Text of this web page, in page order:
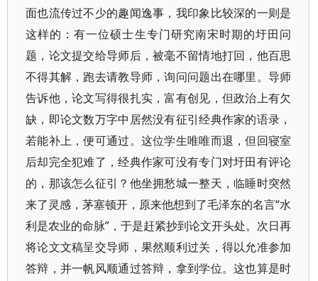
面也流传过不少的趣闻逸事，我印象比较深的一则是
这样的：有一位硕士生专门研究南宋时期的圩田问
题，论文提交给导师后，被毫不留情地打回，他百思
不得其解，跑去请教导师，询问问题出在哪里。导师
告诉他，论文写得很扎实，富有创见，但政治上有欠
缺，即论文数万字中居然没有征引经典作家的语录，
若能补上，便可通过。这位学生唯唯而退，但回寝室
后却完全犯难了，经典作家可没有专门对圩田有评论
的，那该怎么征引？他坐拥愁城一整天，临睡时突然
来了灵感，茅塞顿开，原来他想到了毛泽东的名言“水
利是农业的命脉”，于是赶紧抄到论文开头处。次日再
将论文文稿呈交导师，果然顺利过关，得以允准参加
答辩，并一帆风顺通过答辩，拿到学位。这也算是时